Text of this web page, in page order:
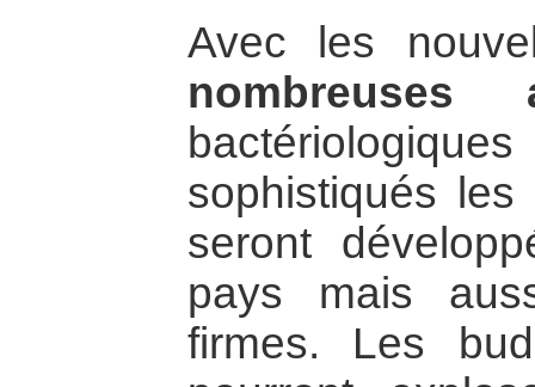
Avec les
nombreuses
sophistiqués
seront
pays mais
firmes. Les